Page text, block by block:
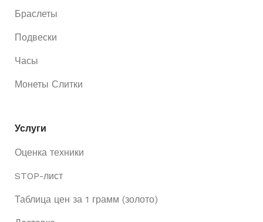
Браслеты
Подвески
Часы
Монеты Слитки
Услуги
Оценка техники
STOP-лист
Таблица цен за 1 грамм (золото)